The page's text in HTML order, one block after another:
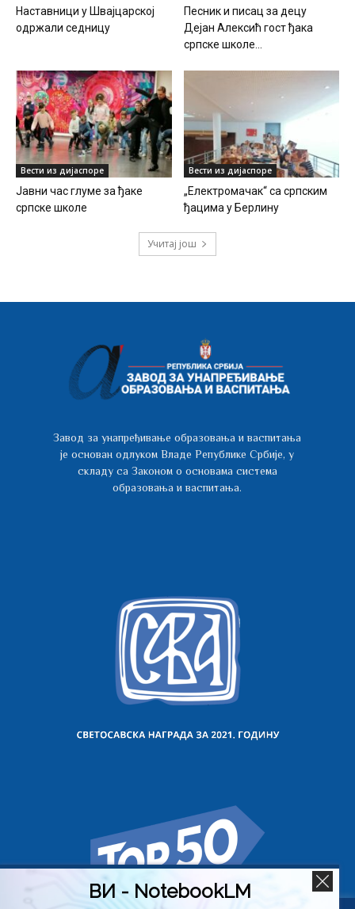
Наставници у Швајцарској
одржали седницу
Песник и писац за децу
Дејан Алексић гост ђака
српске школе...
Вести из дијаспоре
Јавни час глуме за ђаке
српске школе
Вести из дијаспоре
„Електромачак“ са српским
ђацима у Берлину
Учитај још
Завод за унапређивање образовања и васпитања
је основан одлуком Владе Републике Србије, у
складу са Законом о основама система
образовања и васпитања.
ВИ - NotebookLM